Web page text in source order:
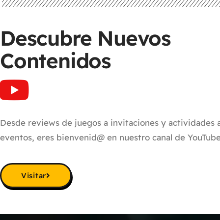
Descubre Nuevos
Contenidos
Desde reviews de juegos a invitaciones y actividades
eventos, eres bienvenid@ en nuestro canal de
Visitar